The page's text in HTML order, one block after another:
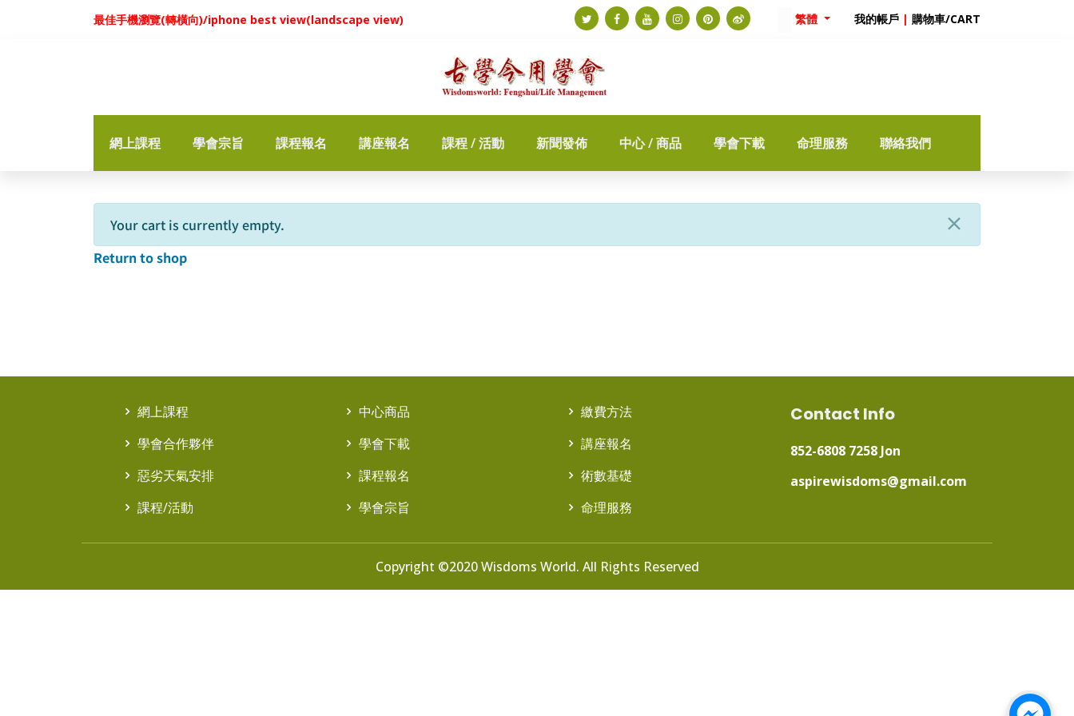
最佳手機瀏覽(轉橫向)/iphone best view(landscape view) 繁體 我的帳戶 | 購物車/CART
網上課程 學會宗旨 課程報名 講座報名 課程 / 活動 新聞發佈 中心 / 商品 學會下載 命理服務 聯絡我們
×
Your cart is currently empty.
Return to shop
網上課程
學會合作夥伴
惡劣天氣安排
課程/活動
中心商品
學會下載
課程報名
學會宗旨
繳費方法
講座報名
術數基礎
命理服務
Contact Info
852-6808 7258 Jon
aspirewisdoms@gmail.com
Copyright ©2020 Wisdoms World. All Rights Reserved